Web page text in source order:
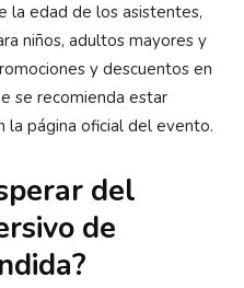
la edad de los asistentes,
niños, adultos mayores y
y descuentos en
se recomienda estar
la página oficial del evento.
del
de